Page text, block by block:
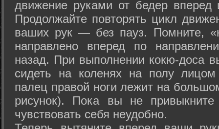
движение руками от бедер вперед
Продолжайте повторять цикл
ваших рук — без пауз. Помните,
направлено вперед по
назад. При выполнении кокю-доса
сидеть на коленях на полу
палец правой ноги лежит на
рисунок). Пока вы не
чувствовать себя неудобно.